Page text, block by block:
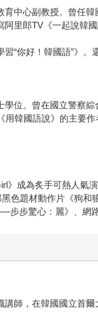
中心副教授。曾任
里郎TV《一起說韓
“你好！韓國語”》
位。曾在國立警察
韓國語說》的主要
》成為炙手可熱人氣
色題材動作片《狗
步步驚心：麗》、網
師，在韓國國立首